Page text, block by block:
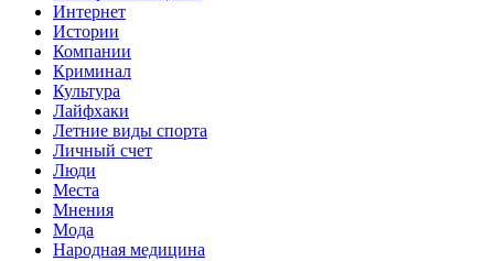
Интернет
Истории
Компании
Криминал
Культура
Лайфхаки
Летние виды спорта
Личный счет
Люди
Места
Мнения
Мода
Народная медицина